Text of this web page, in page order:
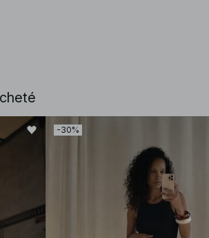
-30%